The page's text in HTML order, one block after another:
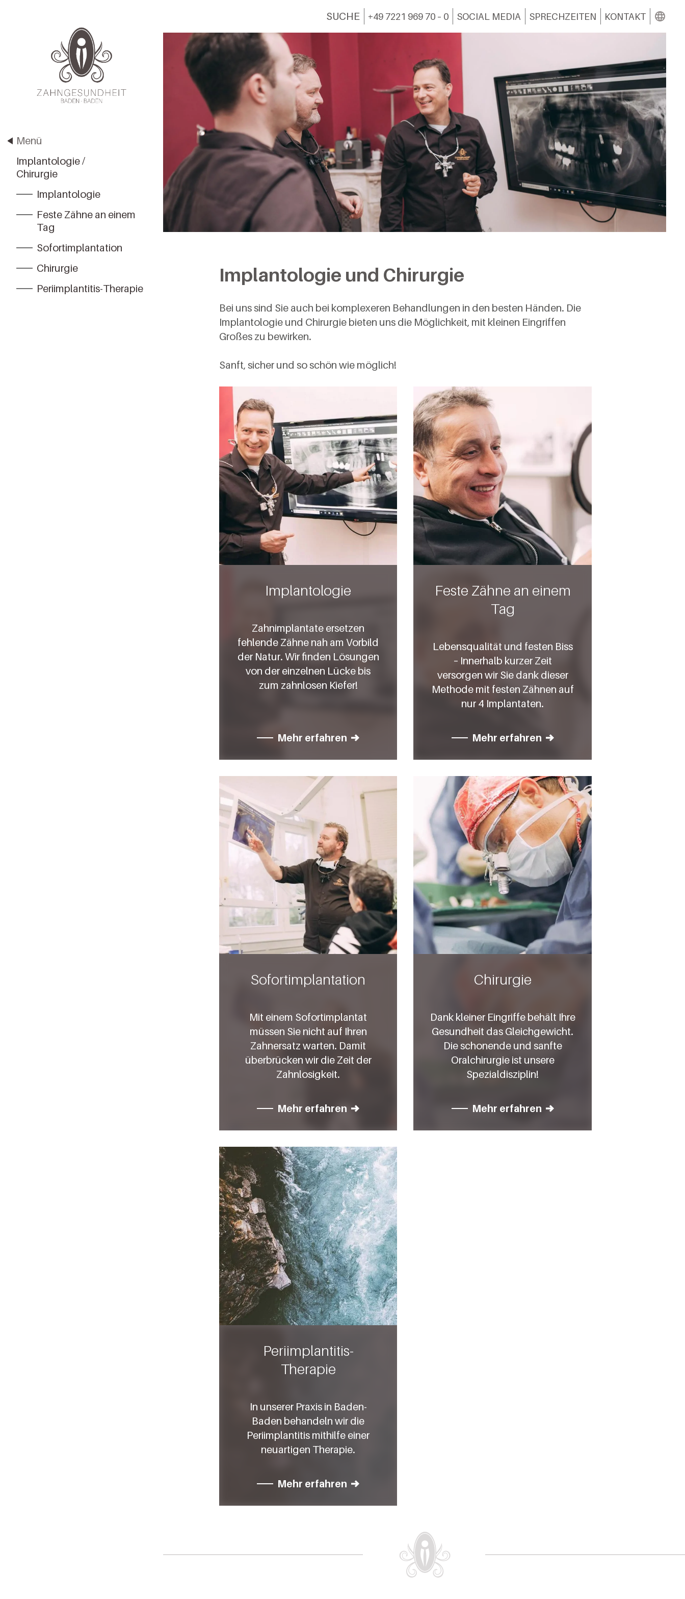
SUCHE +49 7221 969 70 – 0 SOCIAL MEDIA
YOUTUBE
SPRECHZEITEN KONTAKT
Menü
Implantologie /
Chirurgie
Implantologie
Feste Zähne an einem
Tag
Sofortimplantation
Chirurgie
Periimplantitis-Therapie
Implantologie und Chirurgie
Bei uns sind Sie auch bei komplexeren Behandlungen in den besten Händen. Die
Implantologie und Chirurgie bieten uns die Möglichkeit, mit kleinen Eingriffen
Großes zu bewirken.
Sanft, sicher und so schön wie möglich!
Implantologie
Zahnimplantate ersetzen
fehlende Zähne nah am Vorbild
der Natur. Wir finden Lösungen
von der einzelnen Lücke bis
zum zahnlosen Kiefer!
Mehr erfahren
Feste Zähne an einem
Tag
Lebensqualität und festen Biss
– Innerhalb kurzer Zeit
versorgen wir Sie dank dieser
Methode mit festen Zähnen auf
nur 4 Implantaten.
Mehr erfahren
Sofortimplantation
Mit einem Sofortimplantat
müssen Sie nicht auf Ihren
Zahnersatz warten. Damit
überbrücken wir die Zeit der
Zahnlosigkeit.
Mehr erfahren
Chirurgie
Dank kleiner Eingriffe behält Ihre
Gesundheit das Gleichgewicht.
Die schonende und sanfte
Oralchirurgie ist unsere
Spezialdisziplin!
Mehr erfahren
Periimplantitis-
Therapie
In unserer Praxis in Baden-
Baden behandeln wir die
Periimplantitis mithilfe einer
neuartigen Therapie.
Mehr erfahren